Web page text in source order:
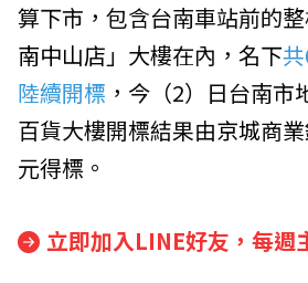
算下市，包含台南車站前的
南中山店 」大樓在內，名下
陸續開標 ，今（2）日台南
百貨大樓開標結果由京城商
元得標。
立即加入LINE好友，每週